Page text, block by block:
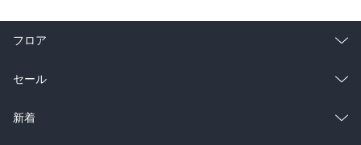
フロア
総合
ラノベ
セール
総合
新着